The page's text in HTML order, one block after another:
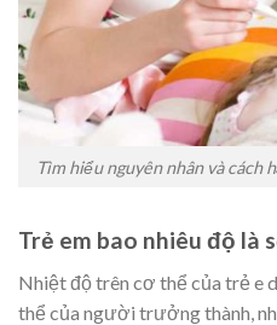
Tìm hiểu nguyên nhân và cách
Trẻ em bao nhiêu độ là
Nhiệt độ trên cơ thể của trẻ e
thể của người trưởng thành,